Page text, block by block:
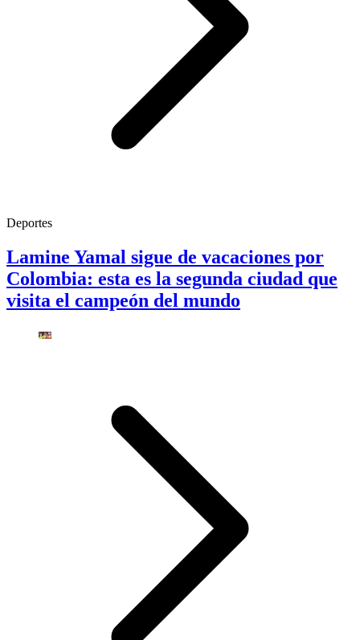
Deportes
Lamine Yamal sigue de vacaciones por
Colombia: esta es la segunda ciudad que
visita el campeón del mundo